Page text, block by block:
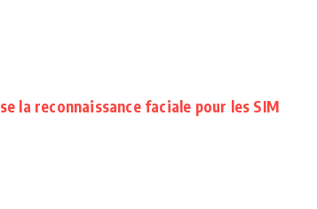
la reconnaissance faciale pour les SIM